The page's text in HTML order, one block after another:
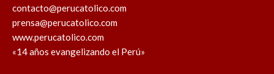
contacto@perucatolico.com
prensa@perucatolico.com
www.perucatolico.com
«14 años evangelizando el Perú»